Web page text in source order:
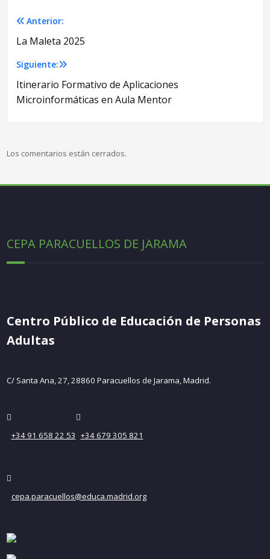
Navegación
de
entradas
Anterior:
La Maleta 2025
Siguiente:
Itinerario Formativo de Aplicaciones
Microinformáticas en Aula Mentor
Los comentarios están cerrados.
CEPA PARACUELLOS DE JARAMA
Centro Público de Educación de Personas
Adultas
C/ Santa Ana, 27, 28860 Paracuellos de Jarama, Madrid.
+34 91 658 22 53 +34 679 305 821
cepa.paracuellos@educa.madrid.org